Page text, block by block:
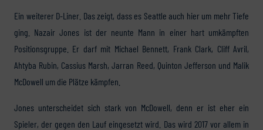
Ein weiterer D-Liner. Das zeigt, dass es Seattle auch hier um mehr Tiefe
ging. Nazair Jones ist der neunte Mann in einer hart umkämpften
Positionsgruppe. Er darf mit Michael Bennett, Frank Clark, Cliff Avril,
Ahtyba Rubin, Cassius Marsh, Jarran Reed, Quinton Jefferson und Malik
McDowell um die Plätze kämpfen.
Jones unterscheidet sich stark von McDowell, denn er ist eher ein
Spieler, der gegen den Lauf eingesetzt wird. Das wird 2017 vor allem in